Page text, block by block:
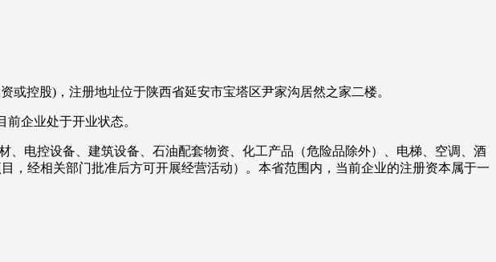
或控股)，注册地址位于陕西省延安市宝塔区尹家沟居然之家二楼。
企业处于开业状态。
电控设备、建筑设备、石油配套物资、化工产品（危险品除外）、电梯、空调、酒
，经相关部门批准后方可开展经营活动）。本省范围内，当前企业的注册资本属于一